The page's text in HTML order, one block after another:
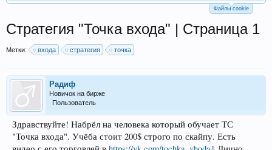
Файлы cookie
Стратегия "Точка входа" | Страница 1
Метки: входа стратегия точка
Радиф
Новичок на бирже
Пользователь
Здравствуйте! Набрёл на человека который обучает ТС
"Точка входа". Учёба стоит 200$ строго по скайпу. Есть